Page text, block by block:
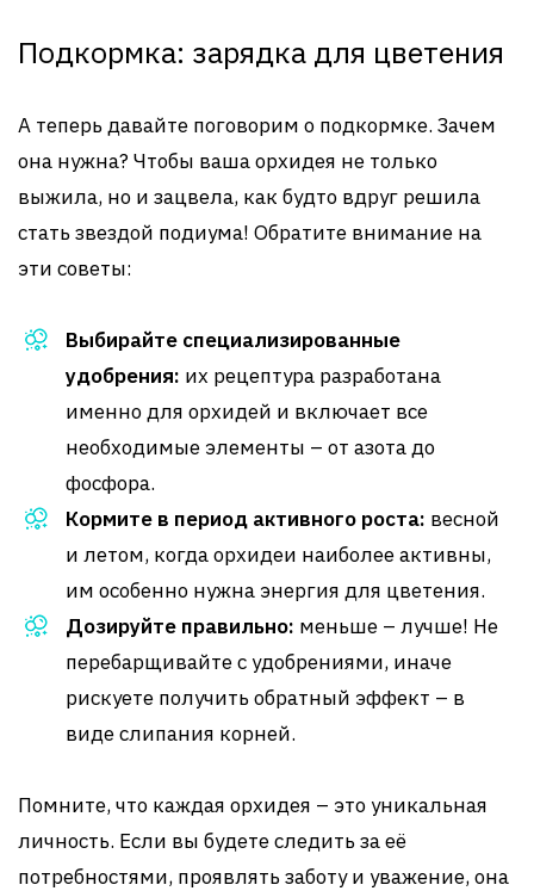
Подкормка: зарядка для цветения
А теперь давайте поговорим о подкормке. Зачем
она нужна? Чтобы ваша орхидея не только
выжила, но и зацвела, как будто вдруг решила
стать звездой подиума! Обратите внимание на
эти советы:
Выбирайте специализированные
удобрения: их рецептура разработана
именно для орхидей и включает все
необходимые элементы – от азота до
фосфора.
Кормите в период активного роста: весной
и летом, когда орхидеи наиболее активны,
им особенно нужна энергия для цветения.
Дозируйте правильно: меньше – лучше! Не
перебарщивайте с удобрениями, иначе
рискуете получить обратный эффект – в
виде слипания корней.
Помните, что каждая орхидея – это уникальная
личность. Если вы будете следить за её
потребностями, проявлять заботу и уважение, она